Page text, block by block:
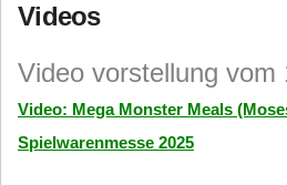
Videos
Video vorstellung vom
Video: Mega Monster Meals
Spielwarenmesse 2025